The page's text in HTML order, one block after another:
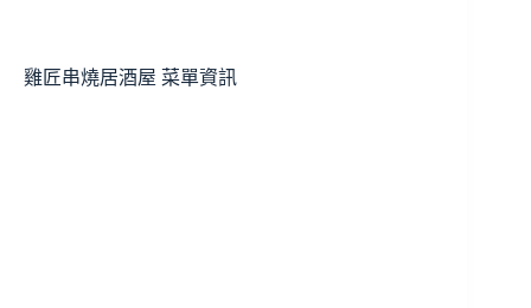
雞匠串燒居酒屋 菜單資訊